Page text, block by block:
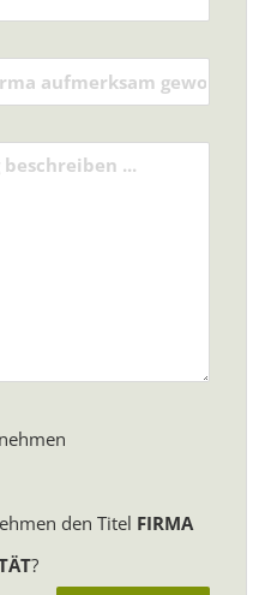
den Titel FIRMA
?